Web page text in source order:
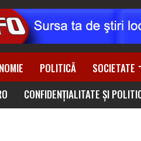
POLITICĂ SOCIETATE
CONFIDENȚIALITATE ȘI